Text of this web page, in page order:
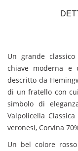
Un grande
chiave moderna e
descritto da
di un fratello con cui
simbolo di
Valpolicella
veronesi, Corvina
Un bel colore